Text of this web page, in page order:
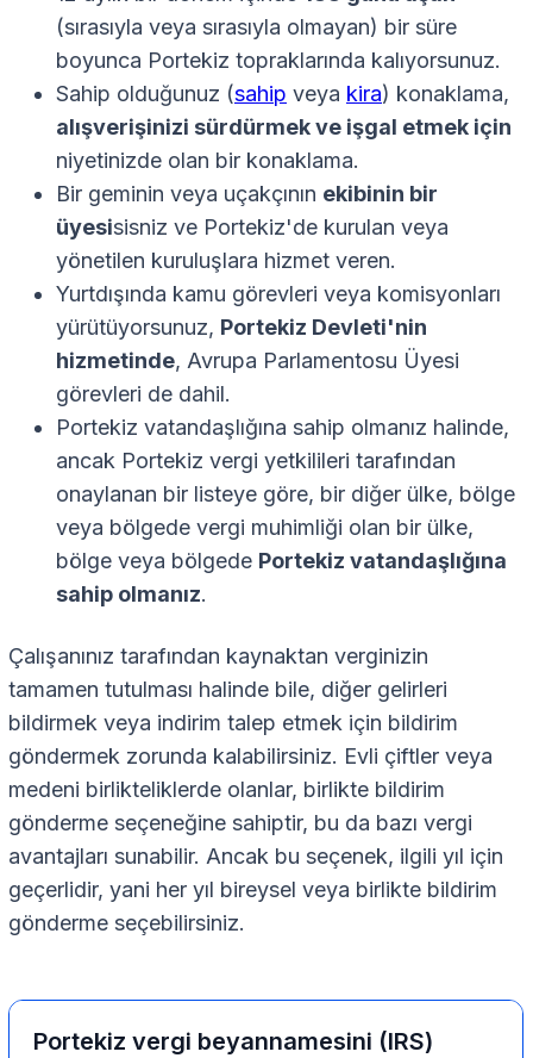
(sırasıyla veya sırasıyla olmayan) bir süre
boyunca Portekiz topraklarında kalıyorsunuz.
Sahip olduğunuz (sahip veya kira) konaklama,
alışverişinizi sürdürmek ve işgal etmek için
niyetinizde olan bir konaklama.
Bir geminin veya uçakçının ekibinin bir
üyesisisniz ve Portekiz'de kurulan veya
yönetilen kuruluşlara hizmet veren.
Yurtdışında kamu görevleri veya komisyonları
yürütüyorsunuz, Portekiz Devleti'nin
hizmetinde, Avrupa Parlamentosu Üyesi
görevleri de dahil.
Portekiz vatandaşlığına sahip olmanız halinde,
ancak Portekiz vergi yetkilileri tarafından
onaylanan bir listeye göre, bir diğer ülke, bölge
veya bölgede vergi muhimliği olan bir ülke,
bölge veya bölgede Portekiz vatandaşlığına
sahip olmanız.
Çalışanınız tarafından kaynaktan verginizin
tamamen tutulması halinde bile, diğer gelirleri
bildirmek veya indirim talep etmek için bildirim
göndermek zorunda kalabilirsiniz. Evli çiftler veya
medeni birlikteliklerde olanlar, birlikte bildirim
gönderme seçeneğine sahiptir, bu da bazı vergi
avantajları sunabilir. Ancak bu seçenek, ilgili yıl için
geçerlidir, yani her yıl bireysel veya birlikte bildirim
gönderme seçebilirsiniz.
Portekiz vergi beyannamesini (IRS)